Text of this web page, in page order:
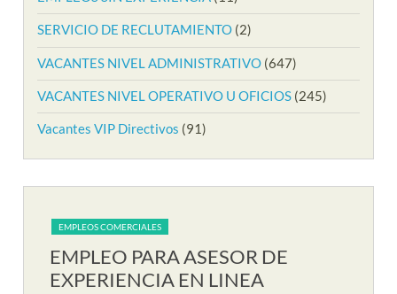
SERVICIO DE RECLUTAMIENTO (2)
VACANTES NIVEL ADMINISTRATIVO (647)
VACANTES NIVEL OPERATIVO U OFICIOS (245)
Vacantes VIP Directivos (91)
EMPLEOS COMERCIALES
EMPLEO PARA AUXILIAR DE
SOPORTE REMOTO